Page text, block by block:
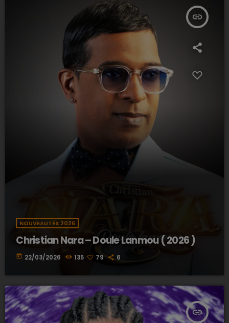
insert_link
NOUVEAUTÉS 2026
Christian Nara – Doule Lanmou ( 2026 )
today 22/03/2026 135 79 6
insert_link